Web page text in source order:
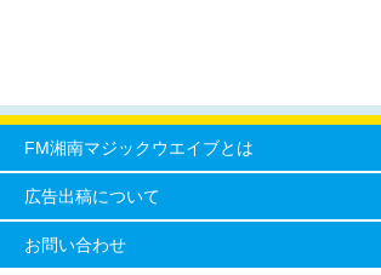
FM湘南マジックウエイブとは
広告出稿について
お問い合わせ